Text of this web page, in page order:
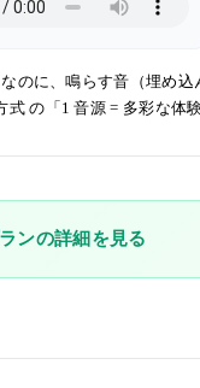
のに、鳴らす音（埋め
式の「1 音源 = 多彩な体
ンの詳細を見る